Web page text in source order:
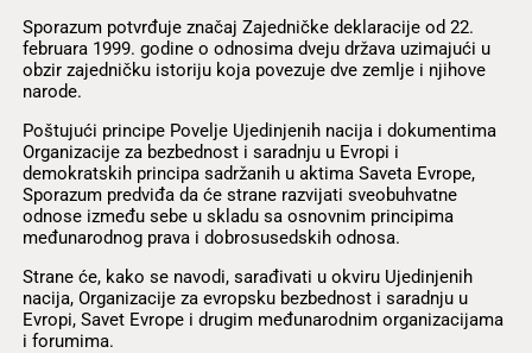
Sporazum potvrđuje značaj Zajedničke deklaracije od 22.
februara 1999. godine o odnosima dveju država uzimajući u
obzir zajedničku istoriju koja povezuje dve zemlje i njihove
narode.
Poštujući principe Povelje Ujedinjenih nacija i dokumentima
Organizacije za bezbednost i saradnju u Evropi i
demokratskih principa sadržanih u aktima Saveta Evrope,
Sporazum predviđa da će strane razvijati sveobuhvatne
odnose između sebe u skladu sa osnovnim principima
međunarodnog prava i dobrosusedskih odnosa.
Strane će, kako se navodi, sarađivati u okviru Ujedinjenih
nacija, Organizacije za evropsku bezbednost i saradnju u
Evropi, Savet Evrope i drugim međunarodnim organizacijama
i forumima.